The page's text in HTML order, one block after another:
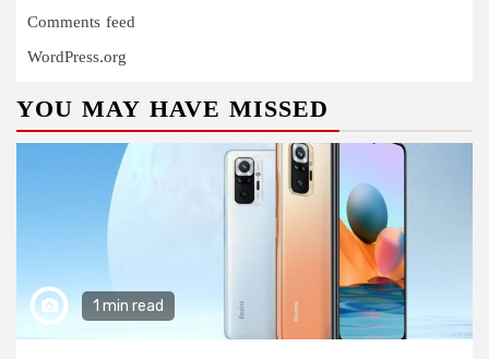
Comments feed
WordPress.org
YOU MAY HAVE MISSED
1 min read